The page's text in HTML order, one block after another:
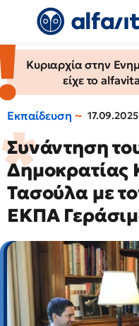
Κυριαρχία στην
είχε το
Εκπαίδευση 17.09.2025
Συνάντηση
Δημοκρατίας
Τασούλα με
ΕΚΠΑ